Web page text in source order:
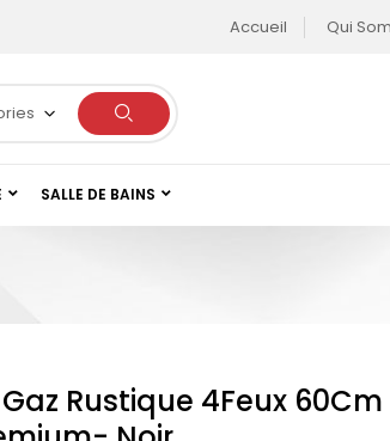
Accueil Qui
SALLE DE BAINS
Rustique 4Feux 60Cm